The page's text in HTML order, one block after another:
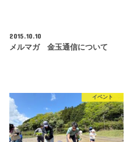
2015.10.10
メルマガ 金玉通信について
イベント